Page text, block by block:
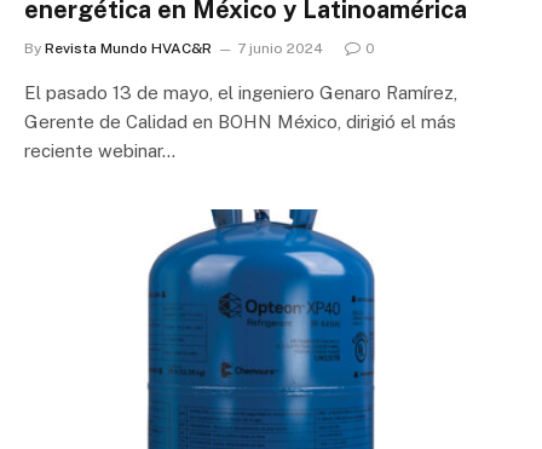
energética en México y Latinoamérica
By Revista Mundo HVAC&R 7 junio 2024 0
El pasado 13 de mayo, el ingeniero Genaro Ramírez,
Gerente de Calidad en BOHN México, dirigió el más
reciente webinar…